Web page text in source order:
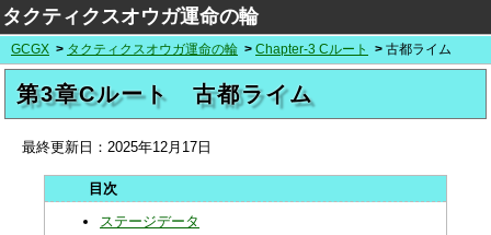
タクティクスオウガ運命の輪
GCGX タクティクスオウガ運命の輪 Chapter-3 Cルート 古都ライム
第3章Cルート 古都ライム
最終更新日： 2025年12月17日
ステージデータ